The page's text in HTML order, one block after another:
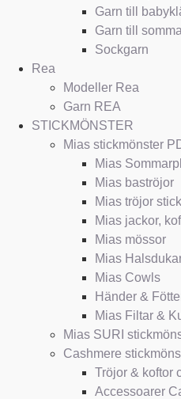
Garn till
Garn till
Sockgarn
Rea
Modeller Rea
Garn REA
STICKMÖNSTER
Mias stickmönster
Mias
Mias baströjor
Mias tröjor
Mias jackor,
Mias mössor
Mias
Mias Cowls
Händer &
Mias Filtar &
Mias SURI
Cashmere
Tröjor & koftor
Accessoarer